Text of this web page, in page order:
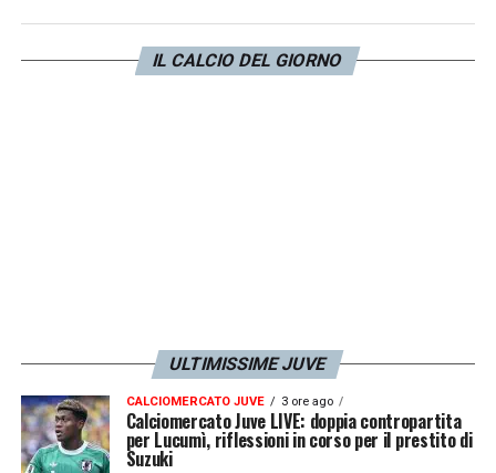
possibilità dilasciarlo partire in prestito.
Giuntoli dovrà ora così mettersi alla ricerca
IL CALCIO DEL GIORNO
ULTIMISSIME JUVE
CALCIOMERCATO JUVE 3 ore ago
Calciomercato Juve LIVE: doppia contropartita
per Lucumì, riflessioni in corso per il prestito di
Suzuki